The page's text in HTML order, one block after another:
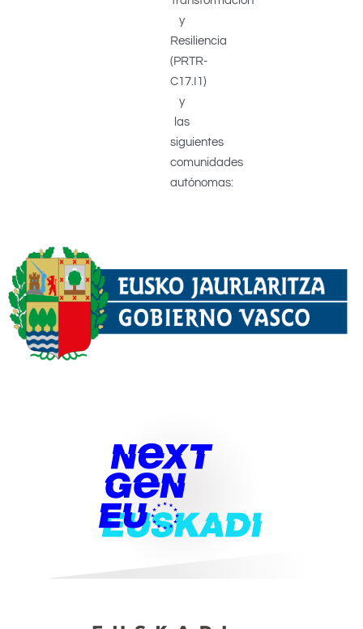
y
Resiliencia
(PRTR-
C17.I1)
y
las
siguientes
comunidades
autónomas: